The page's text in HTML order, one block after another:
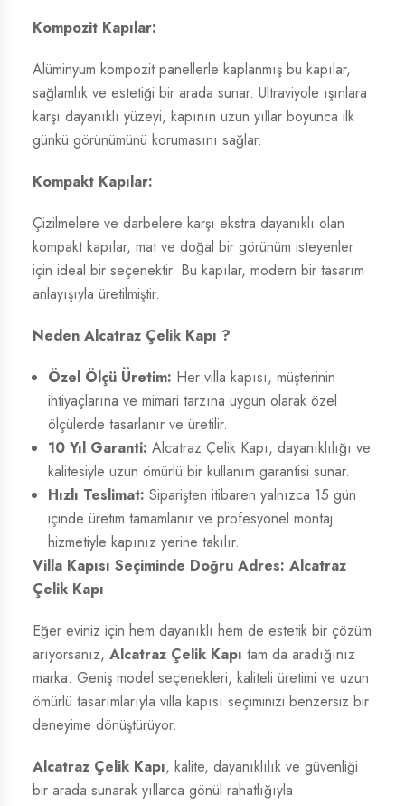
Kompozit Kapılar:
Alüminyum kompozit panellerle kaplanmış bu kapılar,
sağlamlık ve estetiği bir arada sunar. Ultraviyole ışınlara
karşı dayanıklı yüzeyi, kapının uzun yıllar boyunca ilk
günkü görünümünü korumasını sağlar.
Kompakt Kapılar:
Çizilmelere ve darbelere karşı ekstra dayanıklı olan
kompakt kapılar, mat ve doğal bir görünüm isteyenler
için ideal bir seçenektir. Bu kapılar, modern bir tasarım
anlayışıyla üretilmiştir.
Neden Alcatraz Çelik Kapı ?
Özel Ölçü Üretim: Her villa kapısı, müşterinin
ihtiyaçlarına ve mimari tarzına uygun olarak özel
ölçülerde tasarlanır ve üretilir.
10 Yıl Garanti: Alcatraz Çelik Kapı, dayanıklılığı ve
kalitesiyle uzun ömürlü bir kullanım garantisi sunar.
Hızlı Teslimat: Siparişten itibaren yalnızca 15 gün
içinde üretim tamamlanır ve profesyonel montaj
hizmetiyle kapınız yerine takılır.
Villa Kapısı Seçiminde Doğru Adres: Alcatraz
Çelik Kapı
Eğer eviniz için hem dayanıklı hem de estetik bir çözüm
arıyorsanız, Alcatraz Çelik Kapı tam da aradığınız
marka. Geniş model seçenekleri, kaliteli üretimi ve uzun
ömürlü tasarımlarıyla villa kapısı seçiminizi benzersiz bir
deneyime dönüştürüyor.
Alcatraz Çelik Kapı, kalite, dayanıklılık ve güvenliği
bir arada sunarak yıllarca gönül rahatlığıyla